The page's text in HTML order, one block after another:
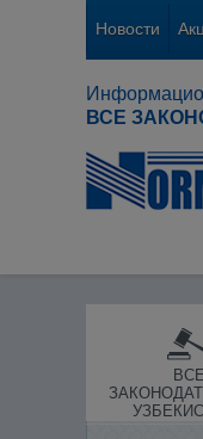
Новости
ВСЕ
ВСЕ